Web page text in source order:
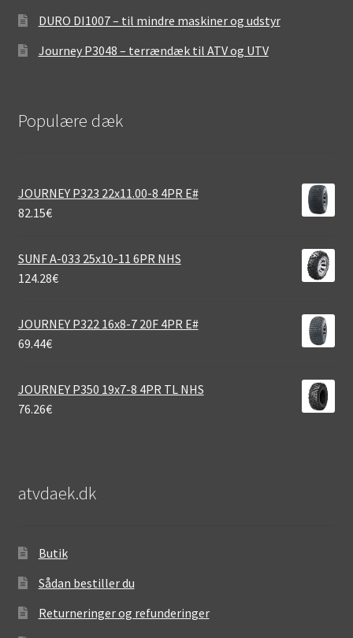
DURO DI1007 – til mindre maskiner og udstyr
Journey P3048 – terrændæk til ATV og UTV
Populære dæk
JOURNEY P323 22x11.00-8 4PR E#
82.15€
SUNF A-033 25x10-11 6PR NHS
124.28€
JOURNEY P322 16x8-7 20F 4PR E#
69.44€
JOURNEY P350 19x7-8 4PR TL NHS
76.26€
atvdaek.dk
Butik
Sådan bestiller du
Returneringer og refunderinger